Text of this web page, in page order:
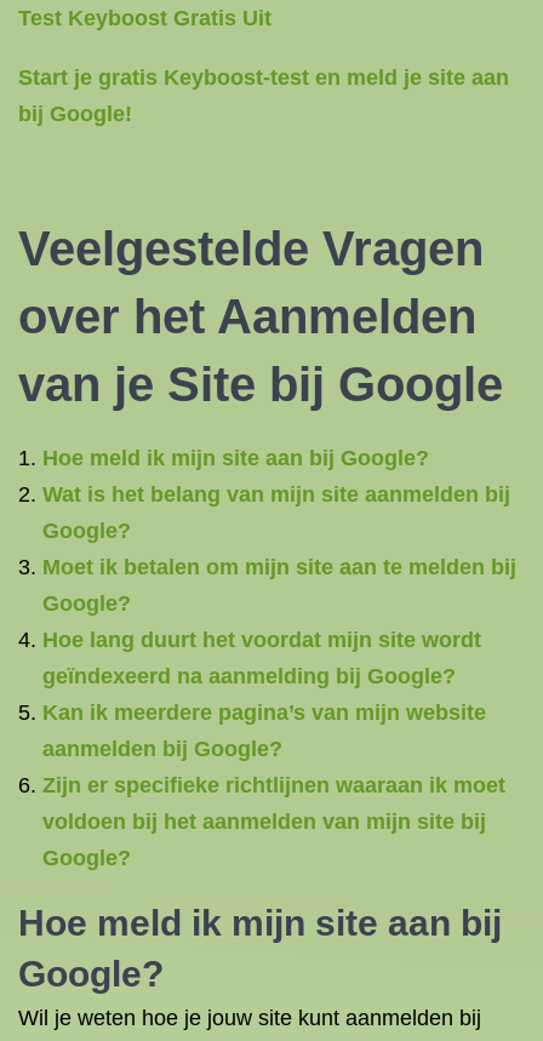
Test Keyboost Gratis Uit
Start je gratis Keyboost-test en meld je site aan
bij Google!
Veelgestelde Vragen
over het Aanmelden
van je Site bij Google
Hoe meld ik mijn site aan bij Google?
Wat is het belang van mijn site aanmelden bij
Google?
Moet ik betalen om mijn site aan te melden bij
Google?
Hoe lang duurt het voordat mijn site wordt
geïndexeerd na aanmelding bij Google?
Kan ik meerdere pagina’s van mijn website
aanmelden bij Google?
Zijn er specifieke richtlijnen waaraan ik moet
voldoen bij het aanmelden van mijn site bij
Google?
Hoe meld ik mijn site aan bij
Google?
Wil je weten hoe je jouw site kunt aanmelden bij